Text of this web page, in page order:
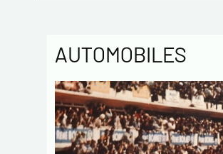
AUTOMOBILES